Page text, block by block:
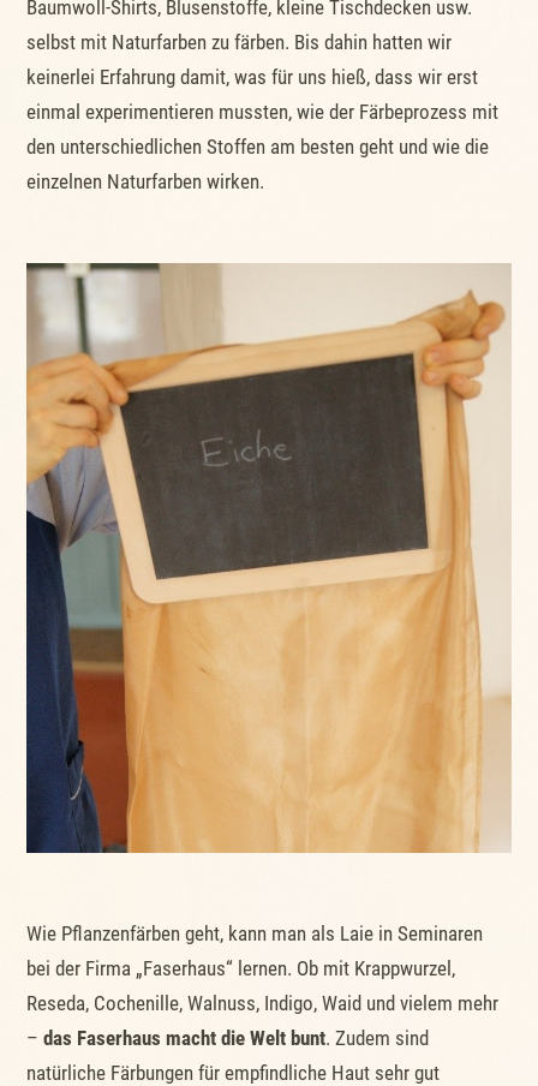
Baumwoll-Shirts, Blusenstoffe, kleine Tischdecken usw.
selbst mit Naturfarben zu färben. Bis dahin hatten wir
keinerlei Erfahrung damit, was für uns hieß, dass wir erst
einmal experimentieren mussten, wie der Färbeprozess mit
den unterschiedlichen Stoffen am besten geht und wie die
einzelnen Naturfarben wirken.
Wie Pflanzenfärben geht, kann man als Laie in Seminaren
bei der Firma „Faserhaus“ lernen. Ob mit Krappwurzel,
Reseda, Cochenille, Walnuss, Indigo, Waid und vielem mehr
–das Faserhaus macht die Welt bunt. Zudem sind
natürliche Färbungen für empfindliche Haut sehr gut